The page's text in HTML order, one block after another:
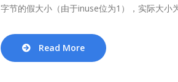
字节的假大小（由于inuse位为1），实际大小
Read More